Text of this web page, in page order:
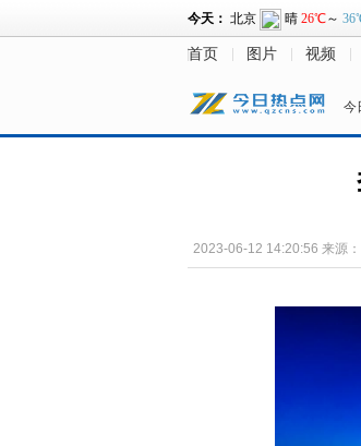
首页 图片 视频
今
2023-06-12 14:20:56 来源：